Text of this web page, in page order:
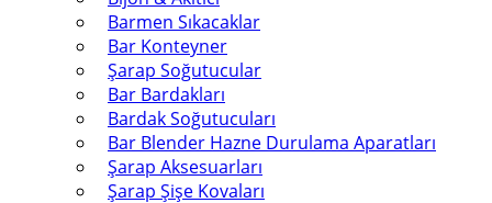
Barmen Sıkacaklar
Bar Konteyner
Şarap Soğutucular
Bar Bardakları
Bardak Soğutucuları
Bar Blender Hazne Durulama Aparatları
Şarap Aksesuarları
Şarap Şişe Kovaları